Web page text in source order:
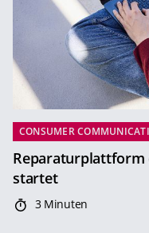
CONSUMER
Reparaturplattform
startet
3 Minuten